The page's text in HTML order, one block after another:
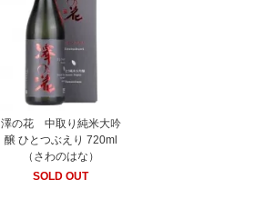
澤の花 中取り純米大吟
醸 ひとつぶえり 720ml
（さわのはな）
SOLD OUT